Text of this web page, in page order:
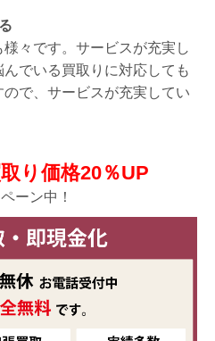
々です。サービスが充実し
でいる買取りに対応しても
で、サービスが充実してい
り価格20％UP
ーン中！